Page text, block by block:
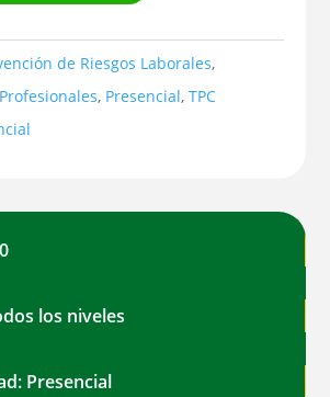
de Riesgos Laborales,
, Presencial,TPC
los niveles
Presencial